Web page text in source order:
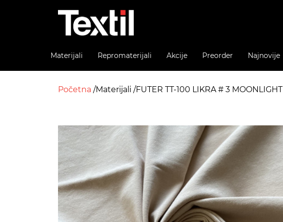
Materijali Repromaterijali Akcije Preorder Najnovije
Početna Materijali FUTER TT-100 LIKRA # 3 MOONLIGHT